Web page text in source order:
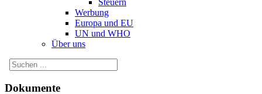
Steuern
Werbung
Europa und EU
UN und WHO
Über uns
Dokumente